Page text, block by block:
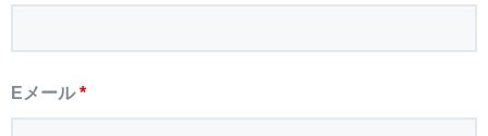
Eメール*